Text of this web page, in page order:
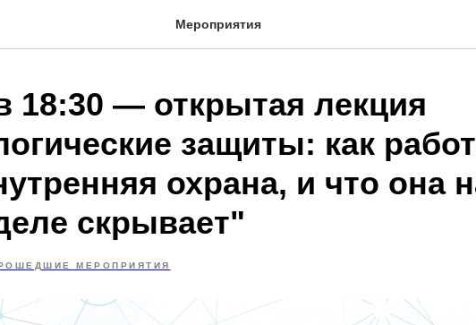
Мероприятия
18:30 — открытая лекция
защиты: как
охрана, и что она
скрывает"
МЕРОПРИЯТИЯ